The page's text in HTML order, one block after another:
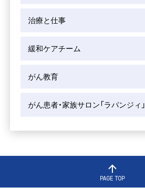
治療と仕事
緩和ケアチーム
がん教育
がん患者・家族サロン「ラパンジィ」
PAGE TOP